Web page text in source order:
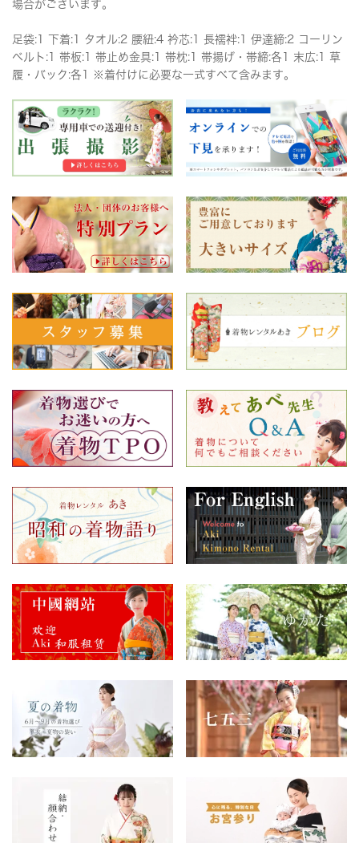
場合がございます。
足袋:1 下着:1 タオル:2 腰紐:4 衿芯:1 長襦袢:1 伊達締:2 コーリン
ベルト:1 帯板:1 帯止め金具:1 帯枕:1 帯揚げ・帯締:各1 末広:1 草
履・バック:各1 ※着付けに必要な一式すべて含みます。